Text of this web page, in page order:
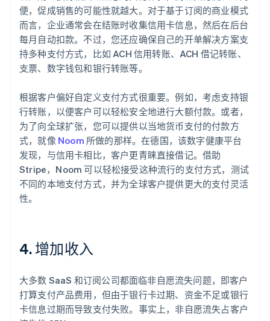
便，促成销售的可能性就越大。对于基于订阅的商业模式
而言，企业通常会在结账时收集信用卡信息，然后在后台
每月自动扣款。不过，您还应确保自己的开单解决方案支
持多种支付方式，比如 ACH 信用转账、ACH 借记转账、
支票、数字钱包和银行转账等。
根据客户偏好自定义支付方式很重要。例如，考虑支持银
行转账，以便客户可以轻松安全地进行大额付款。或者，
为了向全球扩张，您可以提供以当地货币支付的付款方
式，就像 Noom 所做的那样。在德国，该数字健康平台
发现，与信用卡相比，客户更青睐直接借记。借助
Stripe，Noom 可以轻松接受这种流行的支付方式，测试
不同的本地支付方式，并为全球客户提供更大的支付灵活
性。
4. 增加收入
大多数 SaaS 和订阅公司都面临非自愿流失问题，即客户
打算支付产品费用，但由于银行卡过期、资金不足或银行
卡信息过期而导致支付失败。事实上，非自愿流失占客户